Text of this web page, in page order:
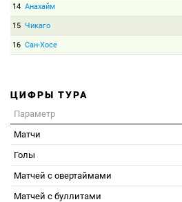
14 Анахайм
15 Чикаго
16 Сан-Хосе
ЦИФРЫ ТУРА
Параметр
Матчи
Голы
Матчей с овертаймами
Матчей с буллитами